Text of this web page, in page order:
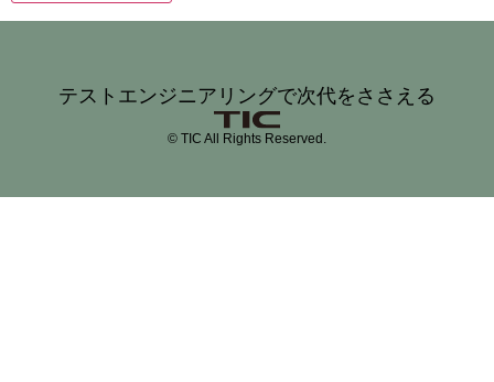
テストエンジニアリングで次代をささえる
© TIC All Rights Reserved.